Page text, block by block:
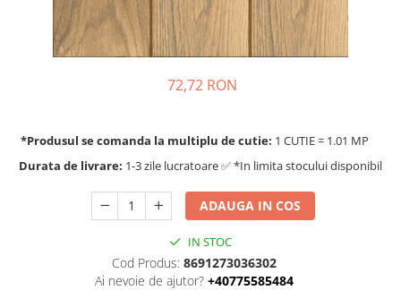
72,72 RON
*Produsul se comanda la multiplu de cutie: 1 CUTIE = 1.01 MP
Durata de livrare: 1-3 zile lucratoare ✅ *In limita stocului disponibil
ADAUGA IN COS
IN STOC
Cod Produs: 8691273036302
Ai nevoie de ajutor? +40775585484